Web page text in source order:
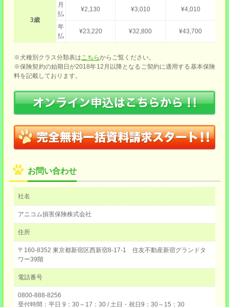
3歳
月
払
¥2,130 ¥3,010 ¥4,010
年
払
¥23,220 ¥32,800 ¥43,700
※犬種別クラス分類表は こちらからご覧ください。
※保険契約の始期日が2018年12月以降となるご契約に適用する基本保険
料を記載しております。
お問い合わせ
社名
アニコム損害保険株式会社
住所
〒160-8352 東京都新宿区西新宿8-17-1 住友不動産新宿グランドタ
ワー39階
電話番号
0800-888-8256
受付時間：平日 9：30～17：30 / 土日・祝日9：30～15：30